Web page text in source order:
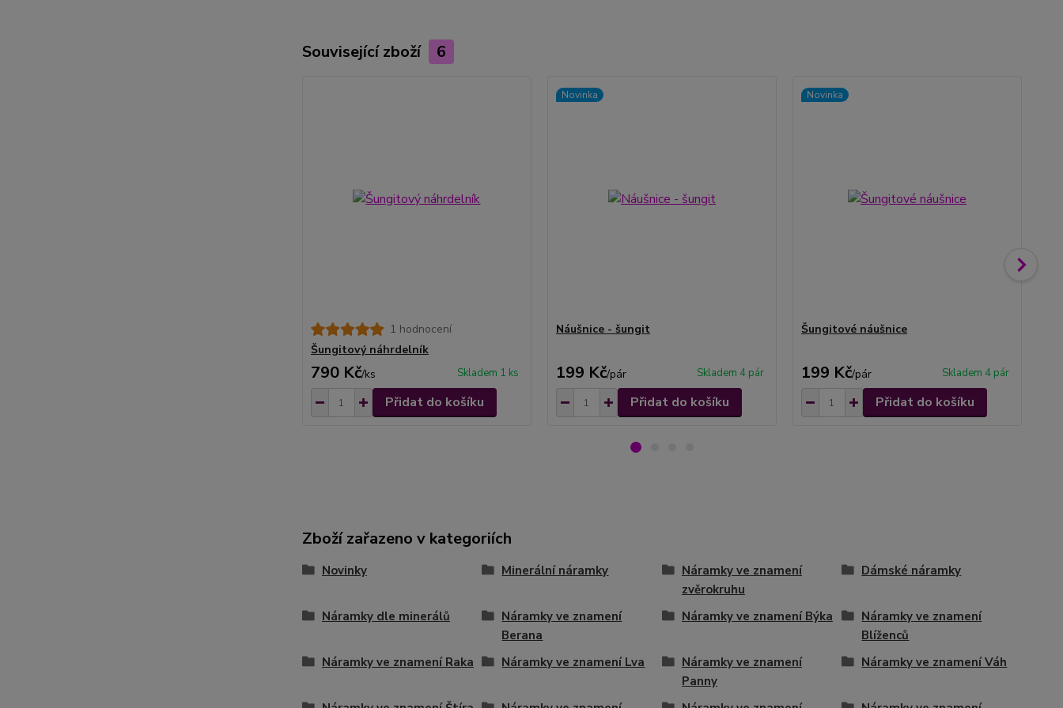
Související zboží 6
1 hodnocení
Šungitový náhrdelník
790 Kč/ks Skladem 1 ks
Přidat do košíku
Novinka
Náušnice - šungit
199 Kč/pár Skladem 4 pár
Přidat do košíku
Novinka
Šungitové náušnice
199 Kč/pár Skladem 4 pár
Přidat do košíku
Zboží zařazeno v kategoriích
Novinky Minerální náramky
Náramky ve znamení
zvěrokruhu
Dámské náramky
Náramky dle minerálů
Náramky ve znamení
Berana
Náramky ve znamení Býka
Náramky ve znamení
Blíženců
Náramky ve znamení Raka
Náramky ve znamení Lva
Náramky ve znamení
Panny
Náramky ve znamení Váh